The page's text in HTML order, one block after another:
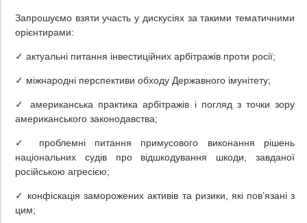
Запрошуємо взяти участь у дискусіях за такими тематичними
орієнтирами:
✓ актуальні питання інвестиційних арбітражів проти росії;
✓ міжнародні перспективи обходу Державного імунітету;
✓ американська практика арбітражів і погляд з точки зору
американського законодавства;
✓ проблемні питання примусового виконання рішень
національних судів про відшкодування шкоди, завданої
російською агресією;
✓ конфіскація заморожених активів та ризики, які пов’язані з
цим;